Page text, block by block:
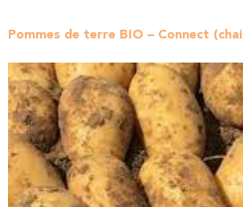
Pommes de terre BIO – Connect